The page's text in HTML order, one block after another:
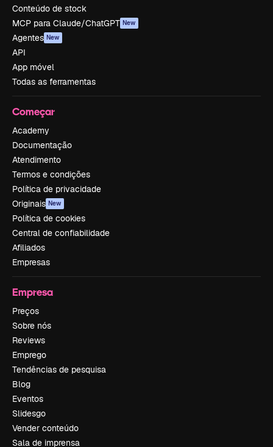
Conteúdo de stock
MCP para Claude/ChatGPT New
Agentes New
API
App móvel
Todas as ferramentas
Começar
Academy
Documentação
Atendimento
Termos e condições
Política de privacidade
Originais New
Política de cookies
Central de confiabilidade
Afiliados
Empresas
Empresa
Preços
Sobre nós
Reviews
Emprego
Tendências de pesquisa
Blog
Eventos
Slidesgo
Vender conteúdo
Sala de imprensa